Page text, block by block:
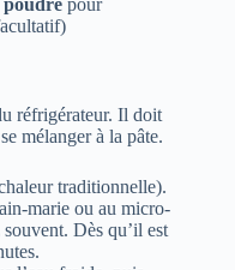
réfrigérateur. Il doit
mélanger à la pâte.
traditionnelle).
marie ou au micro-
Dès qu’il est